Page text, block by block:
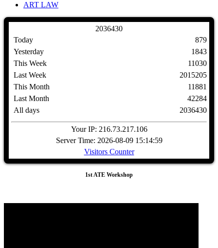
ART LAW
2036430
Today
Yesterday
This Week
Last Week
This Month
Last Month
All days
879
1843
11030
2015205
11881
42284
2036430
Your IP: 216.73.217.106
Server Time: 2026-08-09 15:14:59
Visitors Counter
1st ATE Workshop